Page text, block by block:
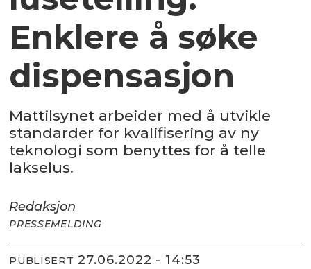
Enklere å søke
dispensasjon
Mattilsynet arbeider med å utvikle
standarder for kvalifisering av ny
teknologi som benyttes for å telle
lakselus.
Redaksjon
PRESSEMELDING
PUBLISERT 27.06.2022 - 14:53